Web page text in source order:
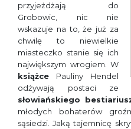
przyjeżdżają do
Grobowic, nic nie
wskazuje na to, że już za
chwilę to niewielkie
miasteczko stanie się ich
największym wrogiem. W
książce Pauliny Hendel
odżywają postaci ze
słowiańskiego
młodych bohaterów
sąsiedzi. Jaką tajemnicę